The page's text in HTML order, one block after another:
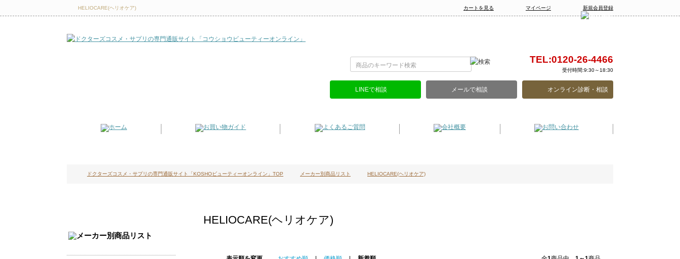
HELIOCARE(ヘリオケア) カートを見る マイページ 新規会員登録
TEL:0120-26-4466
受付時間:9:30～18:30
LINEで相談 メールで相談 オンライン診断・相談
ドクターズコスメ・サプリの専門通販サイト「KOSHOビューティーオンライン」TOP メーカー別商品リスト HELIOCARE(ヘリオケア)
HELIOCARE(ヘリオケア)